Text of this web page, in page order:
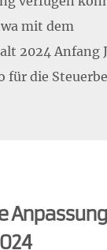
mit dem
2024 Anfang
für die